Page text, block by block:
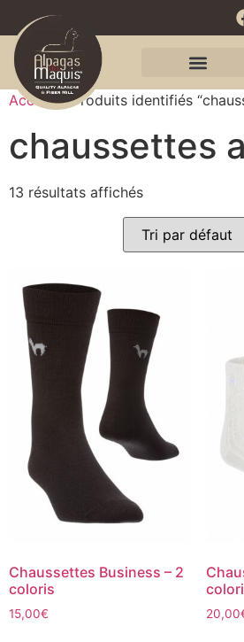
Accueil/ Produits identifiés
chaussettes
13 résultats affichés
Chaussettes Business – 2
coloris
15,00€ 20,00